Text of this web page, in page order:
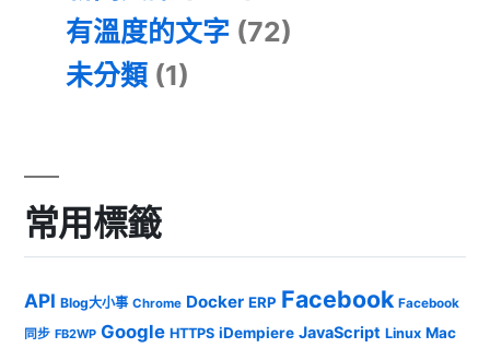
有溫度的文字 (72)
未分類 (1)
常用標籤
API Blog大小事 Chrome Docker ERP Facebook Facebook
同步 FB2WP Google HTTPS iDempiere JavaScript Linux Mac